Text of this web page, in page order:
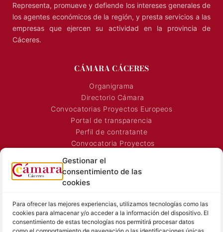
Gestionar el
consentimiento de las
cookies
Para ofrecer las mejores experiencias, utilizamos tecnologías como las
cookies para almacenar y/o acceder a la información del dispositivo. El
consentimiento de estas tecnologías nos permitirá procesar datos
Representa, promueve y defiende los intereses generales de
los agentes económicos de la región, y presta servicios a las
empresas que ejercen su actividad en la provincia de
Cáceres.
CÁMARA CÁCERES
Organigrama
Directorio Cámara
Convocatorias Proyectos Europeos
Portal de transparencia
Perfil de contratante
Convocatoria Proyectos
Señalización Comercial
Contacto
SALA DE PRENSA
Noticias Cámara
TEXTOS LEGALES
Aviso Legal